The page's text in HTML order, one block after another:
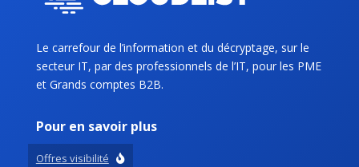
Le carrefour de l’information et du décryptage, sur le
secteur IT, par des professionnels de l’IT, pour les PME
et Grands comptes B2B.
Pour en savoir plus
Offres visibilité